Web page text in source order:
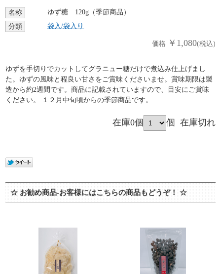
名称
ゆず糖 120g（季節商品）
分類
袋入/袋入り
価格 ￥1,080(税込)
ゆずを手切りでカットしてグラニュー糖だけで煮込み仕上げまし
た。ゆずの風味と程良い甘さをご賞味くださいませ。賞味期限は製
造から約2週間です。商品に記載されていますので、目安にご賞味
ください。 １２月中旬頃からの季節商品です。
在庫0個 個 在庫切れ
☆ お勧め商品-お客様にはこちらの商品もどうぞ！ ☆